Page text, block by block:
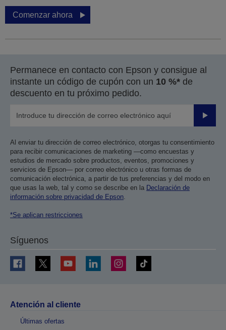
Comenzar ahora
Permanece en contacto con Epson y consigue al
instante un código de cupón con un 10 %* de
descuento en tu próximo pedido.
Enviar
Al enviar tu dirección de correo electrónico, otorgas tu consentimiento
para recibir comunicaciones de marketing —como encuestas y
estudios de mercado sobre productos, eventos, promociones y
servicios de Epson— por correo electrónico u otras formas de
comunicación electrónica, a partir de tus preferencias y del modo en
que usas la web, tal y como se describe en la Declaración de
información sobre privacidad de Epson.
*Se aplican restricciones
Síguenos
Atención al cliente
Últimas ofertas